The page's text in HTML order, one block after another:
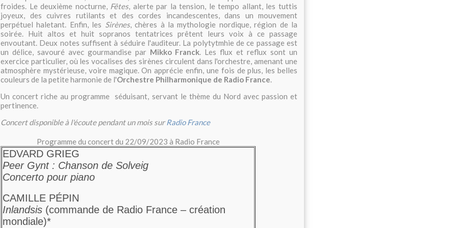
froides. Le deuxième nocturne, Fêtes, alerte par la tension, le tempo allant, les tuttis
joyeux, des cuivres rutilants et des cordes incandescentes, dans un mouvement
perpétuel haletant. Enfin, les Sirènes, chères à la mythologie nordique, région de la
soirée. Huit altos et huit sopranos tentatrices prêtent leurs voix à ce passage
envoutant. Deux notes suffisent à séduire l'auditeur. La polytytmhie de ce passage est
un délice, savouré avec gourmandise par Mikko Franck. Les flux et reflux sont un
exercice particulier, où les vocalises des sirènes circulent dans l'orchestre, amenant une
atmosphère mystérieuse, voire magique. On apprécie enfin, une fois de plus, les belles
couleurs de la petite harmonie de l'Orchestre Philharmonique de Radio France.
Un concert riche au programme séduisant, servant le thème du Nord avec passion et
pertinence.
Concert disponible à l'écoute pendant un mois surRadio France
Programme du concert du 22/09/2023 à Radio France
EDVARD GRIEG
Peer Gynt : Chanson de Solveig
Concerto pour piano
CAMILLE PÉPIN
Inlandsis (commande de Radio France – création
mondiale)*